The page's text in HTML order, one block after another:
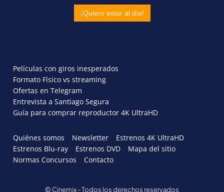
Películas con giros inesperados
Formato Físico vs streaming
Ofertas en Telegram
Entrevista a Santiago Segura
Guía para comprar reproductor 4K UltraHD
Quiénes somos Newsletter
Estrenos 4K UltraHD
Estrenos Blu-ray
Estrenos DVD
Mapa del sitio
Normas Concursos
Contacto
© Cinemix - Todos los derechos reservados